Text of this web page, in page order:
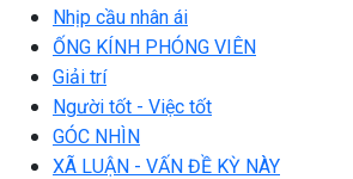
Nhịp cầu nhân ái
ỐNG KÍNH PHÓNG VIÊN
Giải trí
Người tốt - Việc tốt
GÓC NHÌN
XÃ LUẬN - VẤN ĐỀ KỲ NÀY